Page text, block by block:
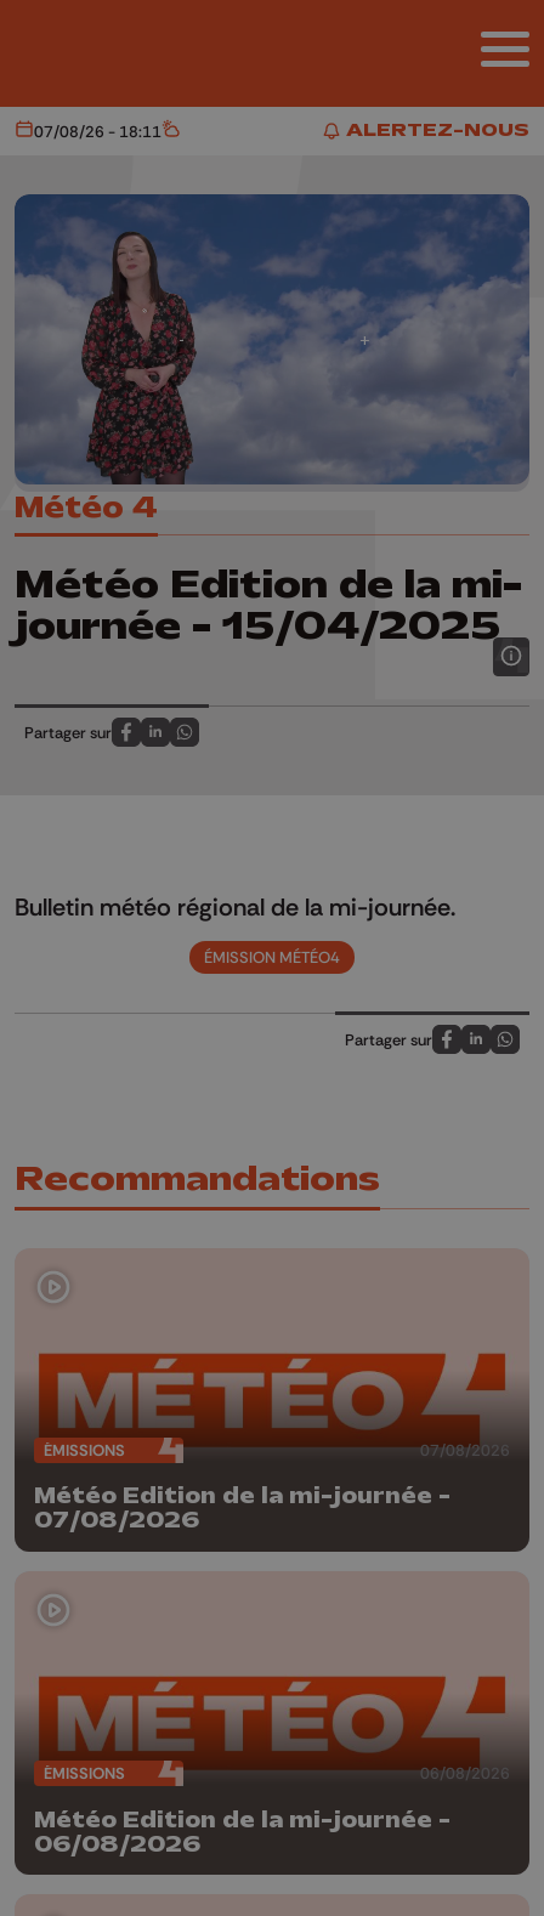
ALERTEZ-NOUS
ALERTEZ-NOUS
Aujourd'hui
07/08/26 - 18:11 Météo
Météo 4
Météo Edition de la mi-
journée - 15/04/2025
Partager sur
Partagez sur FaceBook
Partagez sur LinkedIn
Partagez sur Whatsapp
Bulletin météo régional de la mi-journée.
ÉMISSION MÉTÉO4
Partager sur
Partagez sur
Partagez
Recommandations
ÉMISSIONS 07/08/2026
Météo Edition de la mi-journée -
07/08/2026
ÉMISSIONS 06/08/2026
Météo Edition de la mi-journée -
06/08/2026